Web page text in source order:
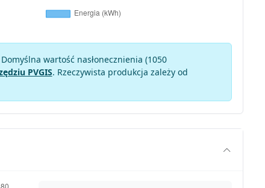
wartość nasłonecznienia (1050
PVGIS. Rzeczywista produkcja zależy od